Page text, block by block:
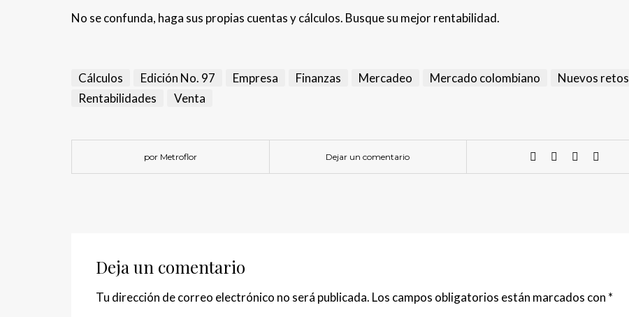
No se confunda, haga sus propias cuentas y cálculos. Busque su mejor rentabilidad.
Cálculos Edición No. 97 Empresa Finanzas Mercadeo Mercado colombiano
Nuevos retos
Rentabilidades
Venta
por Metroflor Dejar un comentario
Deja un comentario
Tu dirección de correo electrónico no será publicada. Los campos obligatorios están marcados con *